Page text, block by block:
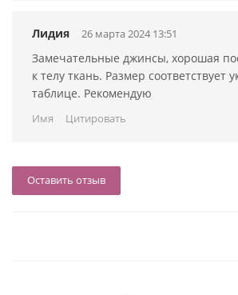
Лидия 26 марта 2024 13:51
Замечательные джинсы, хорошая
к телу ткань. Размер соответствует
таблице. Рекомендую
Имя Цитировать
Оставить отзыв